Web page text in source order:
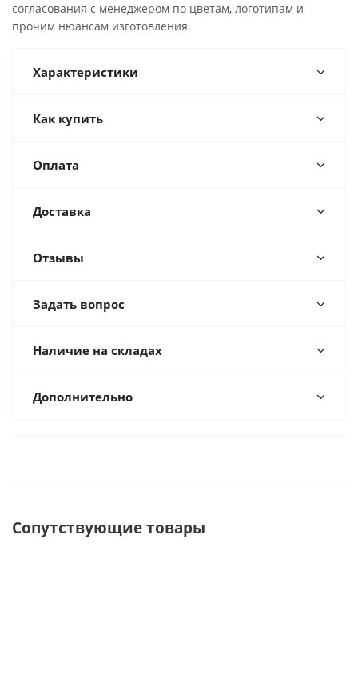
согласования с менеджером по цветам, логотипам и
прочим нюансам изготовления.
Характеристики
Как купить
Оплата
Доставка
Отзывы
Задать вопрос
Наличие на складах
Дополнительно
Сопутствующие товары